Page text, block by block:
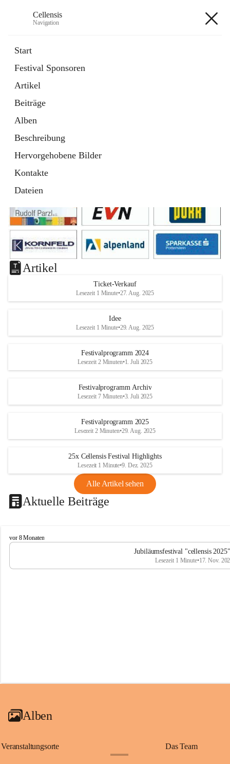
Cellensis
Navigation
Start
Festival Sponsoren
Artikel
Beiträge
Alben
Beschreibung
Hervorgehobene Bilder
Kontakte
Dateien
Festival Sponsoren
Artikel
Ticket-Verkauf
Lesezeit 1 Minute•27. Aug. 2025
Idee
Lesezeit 1 Minute•29. Aug. 2025
Festivalprogramm 2024
Lesezeit 2 Minuten•1. Juli 2025
Festivalprogramm Archiv
Lesezeit 7 Minuten•3. Juli 2025
Festivalprogramm 2025
Lesezeit 2 Minuten•29. Aug. 2025
25x Cellensis Festival Highlights
Lesezeit 1 Minute•9. Dez. 2025
Alle Artikel sehen
Aktuelle Beiträge
C
e
l
vor 8 Monaten
Jubiläumsfestival "cellensis
Lesezeit 1 Minute•17. Nov.
Alben
Veranstaltungsorte Das Team